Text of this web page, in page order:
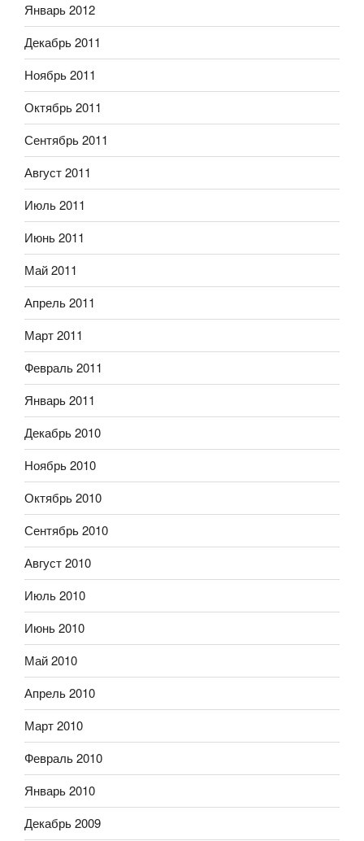
Январь 2012
Декабрь 2011
Ноябрь 2011
Октябрь 2011
Сентябрь 2011
Август 2011
Июль 2011
Июнь 2011
Май 2011
Апрель 2011
Март 2011
Февраль 2011
Январь 2011
Декабрь 2010
Ноябрь 2010
Октябрь 2010
Сентябрь 2010
Август 2010
Июль 2010
Июнь 2010
Май 2010
Апрель 2010
Март 2010
Февраль 2010
Январь 2010
Декабрь 2009